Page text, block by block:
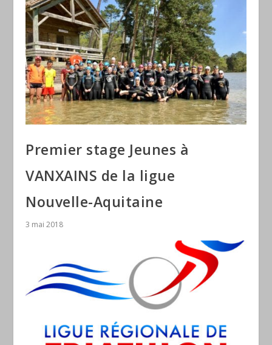
Premier stage Jeunes à
VANXAINS de la ligue
Nouvelle-Aquitaine
3 mai 2018